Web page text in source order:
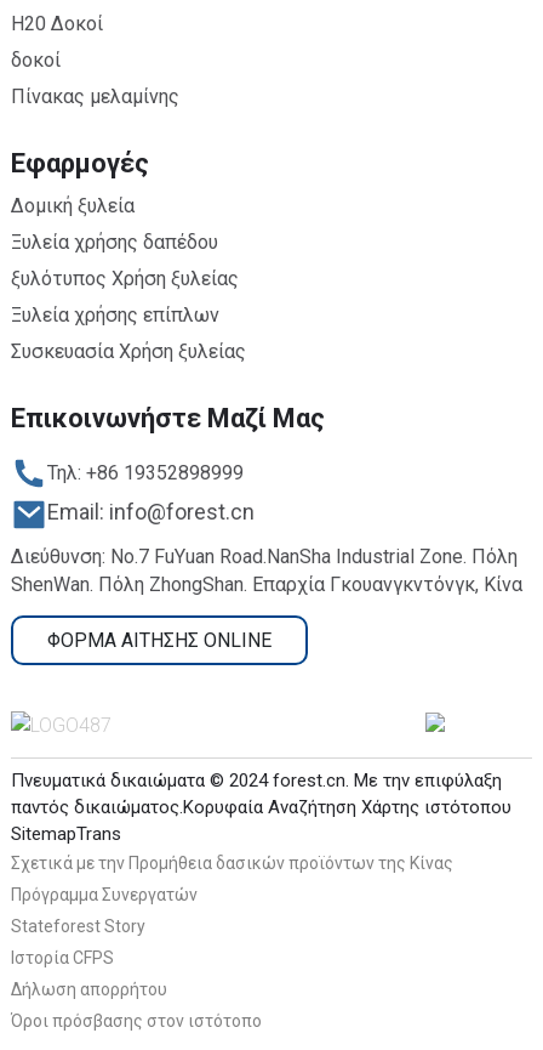
H20 Δοκοί
δοκοί
Πίνακας μελαμίνης
Εφαρμογές
Δομική ξυλεία
Ξυλεία χρήσης δαπέδου
ξυλότυπος Χρήση ξυλείας
Ξυλεία χρήσης επίπλων
Συσκευασία Χρήση ξυλείας
Επικοινωνήστε Μαζί Μας
Τηλ: +86 19352898999
Email: info@forest.cn
Διεύθυνση: No.7 FuYuan Road.NanSha Industrial Zone. Πόλη
ShenWan. Πόλη ZhongShan. Επαρχία Γκουανγκντόνγκ, Κίνα
ΦΟΡΜΑ ΑΙΤΗΣΗΣ ONLINE
Πνευματικά δικαιώματα © 2024 forest.cn. Με την επιφύλαξη
παντός δικαιώματος.Κορυφαία Αναζήτηση Χάρτης ιστότοπου
SitemapTrans
Σχετικά με την Προμήθεια δασικών προϊόντων της Κίνας
Πρόγραμμα Συνεργατών
Stateforest Story
Ιστορία CFPS
Δήλωση απορρήτου
Όροι πρόσβασης στον ιστότοπο